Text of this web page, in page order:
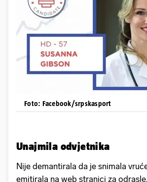
Foto: Facebook/srpskasport
Unajmila odvjetnika
Nije demantirala da je snimala
emitirala na web stranici za odrasle.